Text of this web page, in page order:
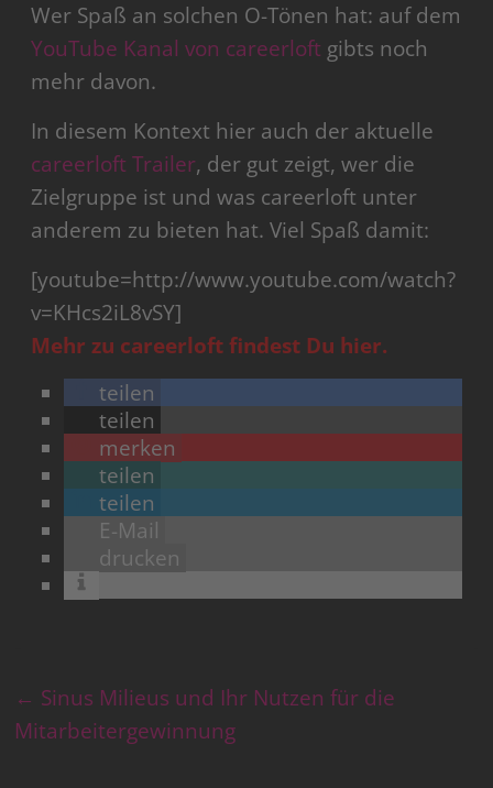
Wer Spaß an solchen O-Tönen hat: auf dem
YouTube Kanal von careerloft gibts noch
mehr davon.
In diesem Kontext hier auch der aktuelle
careerloft Trailer, der gut zeigt, wer die
Zielgruppe ist und was careerloft unter
anderem zu bieten hat. Viel Spaß damit:
[youtube=http://www.youtube.com/watch?
v=KHcs2iL8vSY]
Mehr zu careerloft findest Du hier.
teilen
teilen
merken
teilen
teilen
E-Mail
drucken
← Sinus Milieus und Ihr Nutzen für die
Mitarbeitergewinnung